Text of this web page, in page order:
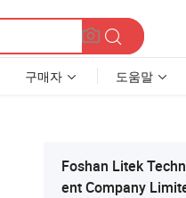
구매자 도움말
Foshan Litek
ent Company